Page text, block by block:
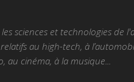
sciences et technologies de
au high-tech, à
cinéma, à la musique...